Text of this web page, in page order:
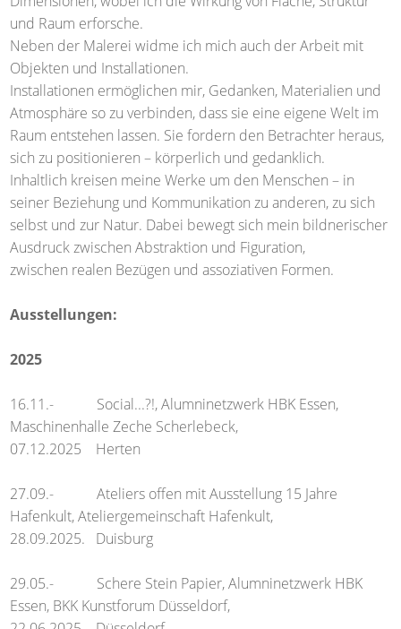
und Raum erforsche.
Neben der Malerei widme ich mich auch der Arbeit mit
Objekten und Installationen.
Installationen ermöglichen mir, Gedanken, Materialien und
Atmosphäre so zu verbinden, dass sie eine eigene Welt im
Raum entstehen lassen. Sie fordern den Betrachter heraus,
sich zu positionieren – körperlich und gedanklich.
Inhaltlich kreisen meine Werke um den Menschen – in
seiner Beziehung und Kommunikation zu anderen, zu sich
selbst und zur Natur. Dabei bewegt sich mein bildnerischer
Ausdruck zwischen Abstraktion und Figuration,
zwischen realen Bezügen und assoziativen Formen.
Ausstellungen:
2025
16.11.- Social...?!, Alumninetzwerk HBK Essen,
Maschinenhalle Zeche Scherlebeck,
07.12.2025 Herten
27.09.- Ateliers offen mit Ausstellung 15 Jahre
Hafenkult, Ateliergemeinschaft Hafenkult,
28.09.2025. Duisburg
29.05.- Schere Stein Papier, Alumninetzwerk HBK
Essen, BKK Kunstforum Düsseldorf,